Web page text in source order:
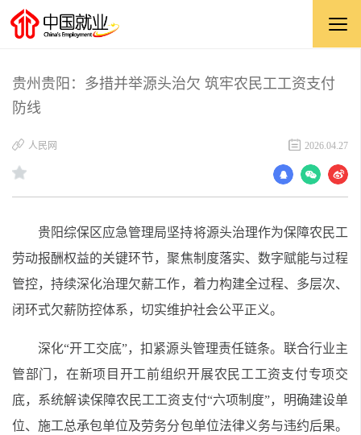
贵州贵阳：多措并举源头治欠 筑牢农民工工资支付
防线
​人民网 2026.04.27
贵阳综保区应急管理局坚持将源头治理作为保障农民工
劳动报酬权益的关键环节，聚焦制度落实、数字赋能与过程
管控，持续深化治理欠薪工作，着力构建全过程、多层次、
闭环式欠薪防控体系，切实维护社会公平正义。
深化“开工交底”，扣紧源头管理责任链条。联合行业主
管部门，在新项目开工前组织开展农民工工资支付专项交
底，系统解读保障农民工工资支付“六项制度”，明确建设单
位、施工总承包单位及劳务分包单位法律义务与违约后果。